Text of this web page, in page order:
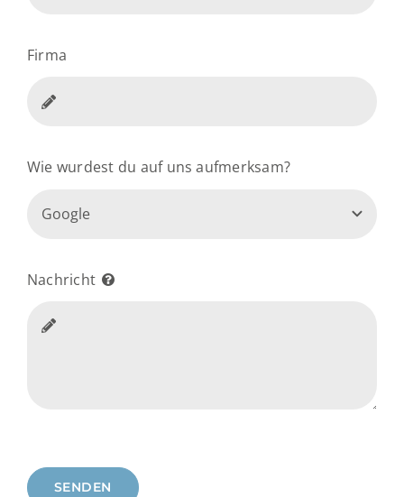
Firma
Wie wurdest du auf uns aufmerksam?
Nachricht
SENDEN